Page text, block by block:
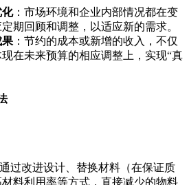
化：市场环境和企业内部情况都在变
期回顾和调整，以适应新的需求。
果 ：节约的成本或新增的收入，不仅
在未来预算的相应调整上，实现“真
通过改进设计、替换材料（在保证质
料利用率等方式，直接减少的物料